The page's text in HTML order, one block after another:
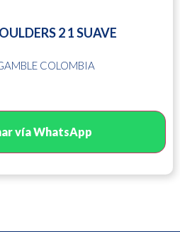
2 1 SUAVE
COLOMBIA
vía WhatsApp